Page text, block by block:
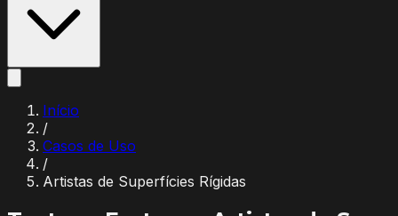
Início
/
Casos de Uso
/
Artistas de Superfícies Rígidas